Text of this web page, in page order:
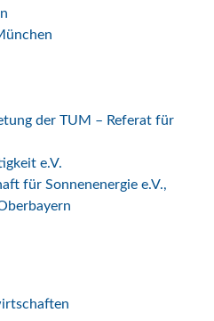
der TUM – Referat für
e.V.
für Sonnenenergie e.V.,